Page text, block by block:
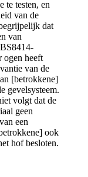
te testen, en
van de
dat
van
ogen heeft
van de
[betrokkene]
gevelsysteem.
volgt dat de
geen
een
ook
hof besloten.